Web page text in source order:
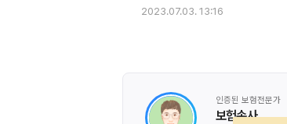
2023.07.03. 13:16
인증된 보험전문가
보험손사